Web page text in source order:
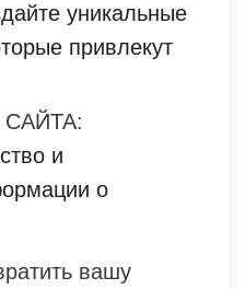
уникальные
привлекут
и
о
вашу